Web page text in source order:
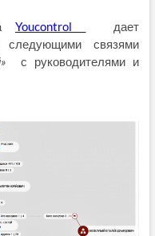
Youcontrol
дает
следующими связями
с руководителями и